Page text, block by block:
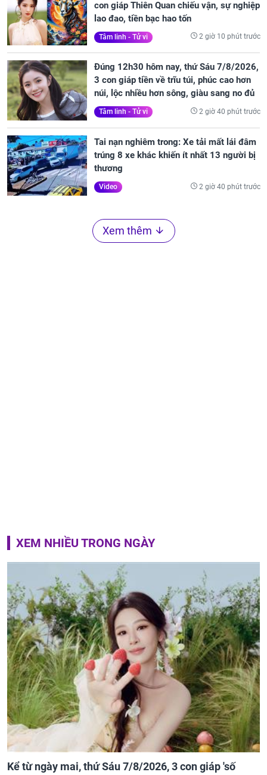
con giáp Thiên Quan chiếu vận, sự nghiệp
lao đao, tiền bạc hao tốn
Tâm linh - Tử vi 2 giờ 10 phút trước
Đúng 12h30 hôm nay, thứ Sáu 7/8/2026,
3 con giáp tiền về trĩu túi, phúc cao hơn
núi, lộc nhiều hơn sông, giàu sang no đủ
Tâm linh - Tử vi 2 giờ 40 phút trước
Tai nạn nghiêm trong: Xe tải mất lái đâm
trúng 8 xe khác khiến ít nhất 13 người bị
thương
Video 2 giờ 40 phút trước
Xem thêm
XEM NHIỀU TRONG NGÀY
Kể từ ngày mai, thứ Sáu 7/8/2026, 3 con giáp 'số